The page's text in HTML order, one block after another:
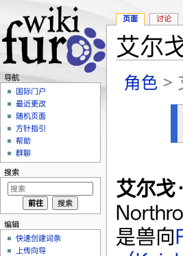
艾尔
角色 >
艾尔戈
是兽向
页面 讨论
导航
国际门户
最近更改
随机页面
方针指引
帮助
群聊
搜索
编辑
快速创建词条
上传向导